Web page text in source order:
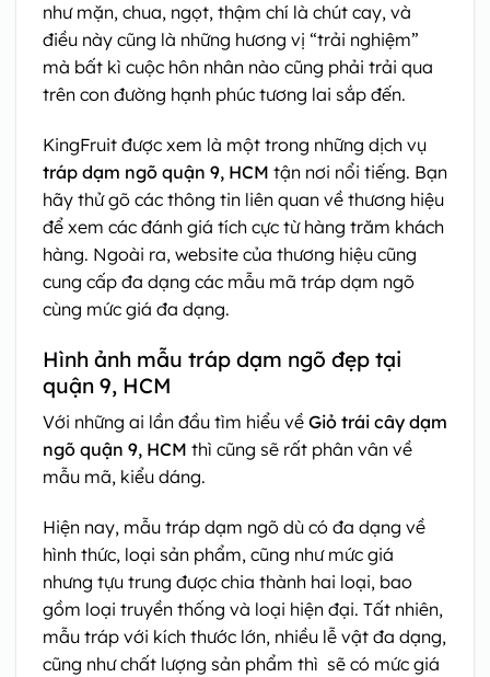
như mặn, chua, ngọt, thậm chí là chút cay, và
điều này cũng là những hương vị “trải nghiệm”
mà bất kì cuộc hôn nhân nào cũng phải trải qua
trên con đường hạnh phúc tương lai sắp đến.
KingFruit được xem là một trong những dịch vụ
tráp dạm ngõ quận 9, HCM tận nơi nổi tiếng. Bạn
hãy thử gõ các thông tin liên quan về thương hiệu
để xem các đánh giá tích cực từ hàng trăm khách
hàng. Ngoài ra, website của thương hiệu cũng
cung cấp đa dạng các mẫu mã tráp dạm ngõ
cùng mức giá đa dạng.
Hình ảnh mẫu tráp dạm ngõ đẹp tại
quận 9, HCM
Với những ai lần đầu tìm hiểu về Giỏ trái cây dạm
ngõ quận 9, HCM thì cũng sẽ rất phân vân về
mẫu mã, kiểu dáng.
Hiện nay, mẫu tráp dạm ngõ dù có đa dạng về
hình thức, loại sản phẩm, cũng như mức giá
nhưng tựu trung được chia thành hai loại, bao
gồm loại truyền thống và loại hiện đại. Tất nhiên,
mẫu tráp với kích thước lớn, nhiều lễ vật đa dạng,
cũng như chất lượng sản phẩm thì sẽ có mức giá